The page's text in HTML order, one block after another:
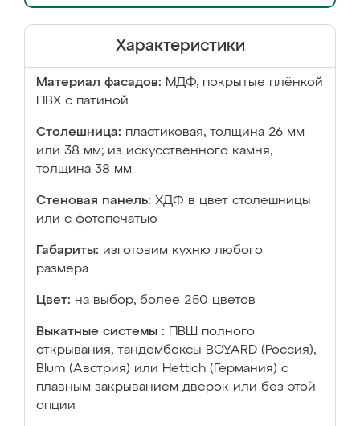
Характеристики
Материал фасадов: МДФ, покрытые плёнкой
ПВХ с патиной
Столешница: пластиковая, толщина 26 мм
или 38 мм; из искусственного камня,
толщина 38 мм
Стеновая панель: ХДФ в цвет столешницы
или с фотопечатью
Габариты: изготовим кухню любого
размера
Цвет: на выбор, более 250 цветов
Выкатные системы :
ПВШ полного
открывания, тандембоксы BOYARD (Россия),
Blum (Австрия) или Hettich (Германия) с
плавным закрыванием дверок или без этой
опции